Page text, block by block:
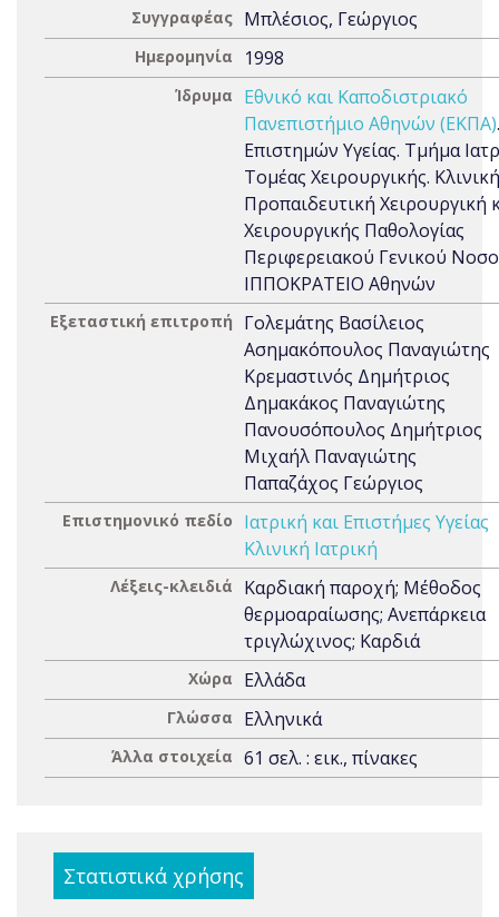
Συγγραφέας Μπλέσιος, Γεώργιος
Ημερομηνία 1998
Ίδρυμα
Εθνικό και Καποδιστριακό
Πανεπιστήμιο Αθηνών (ΕΚΠΑ)
Επιστημών Υγείας. Τμήμα
Τομέας Χειρουργικής.
Προπαιδευτική Χειρουργική
Χειρουργικής Παθολογίας
Περιφερειακού Γενικού
ΙΠΠΟΚΡΑΤΕΙΟ Αθηνών
Εξεταστική επιτροπή
Γολεμάτης Βασίλειος
Ασημακόπουλος Παναγιώτης
Κρεμαστινός Δημήτριος
Δημακάκος Παναγιώτης
Πανουσόπουλος Δημήτριος
Μιχαήλ Παναγιώτης
Παπαζάχος Γεώργιος
Επιστημονικό πεδίο
Ιατρική και Επιστήμες Υγείας
Κλινική Ιατρική
Λέξεις-κλειδιά
Καρδιακή παροχή; Μέθοδος
θερμοαραίωσης; Ανεπάρκεια
τριγλώχινος; Καρδιά
Χώρα Ελλάδα
Γλώσσα Ελληνικά
Άλλα στοιχεία 61 σελ. : εικ., πίνακες
Στατιστικά χρήσης